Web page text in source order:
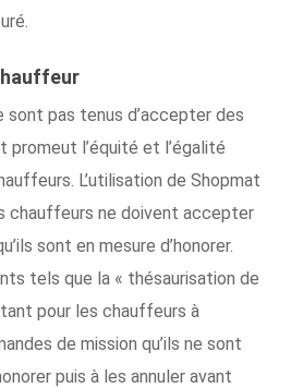
sont pas tenus d’accepter des
promeut l’équité et l’égalité
L’utilisation de Shopmat
chauffeurs ne doivent accepter
sont en mesure d’honorer.
tels que la « thésaurisation de
pour les chauffeurs à
de mission qu’ils ne sont
puis à les annuler avant